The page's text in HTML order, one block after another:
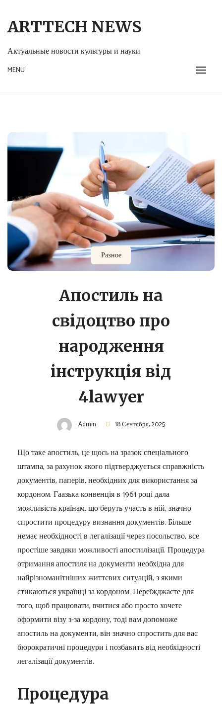
content
ARTTECH NEWS
Актуальные новости культуры и науки
MENU
Разное
Апостиль на
свідоцтво про
народження
інструкція від
4lawyer
Admin 18 Сентября, 2025
Що таке апостиль, це щось на зразок спеціального
штампа, за рахунок якого підтверджується справжність
документів, паперів, необхідних для використання за
кордоном. Гаазька конвенція в 1961 році дала
можливість країнам, що беруть участь в ній, значно
спростити процедуру визнання документів. Більше
немає необхідності в легалізації через посольство, все
простіше завдяки можливості апостилізації. Процедура
отримання апостиля на документи необхідна для
найрізноманітніших життєвих ситуацій, з якими
стикаються українці за кордоном. Переїжджаєте для
того, щоб працювати, вчитися або просто хочете
оформити візу з-за кордону, тоді вам допоможе
апостиль на документи, він значно спростить для вас
бюрократичні процедури і позбавить від необхідності
легалізації документів.
Процедура